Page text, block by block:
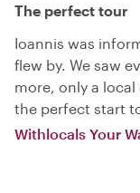
The perfect tour
Ioannis was
flew by. We saw
more, only a
the perfect start
Withlocals Your